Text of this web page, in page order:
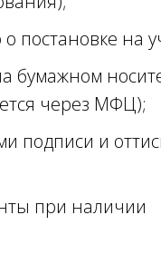
постановке на
бумажном
через МФЦ);
подписи и
при наличии